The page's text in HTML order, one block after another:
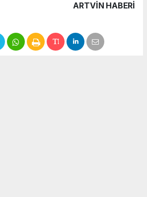
ARTVIN HABERİ